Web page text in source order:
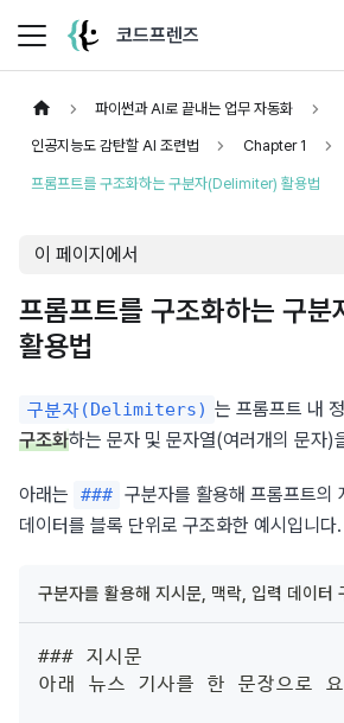
코드프렌즈
파이썬과 AI로 끝내는 업무 자동화
인공지능도 감탄할 AI 조련법 Chapter 1
프롬프트를 구조화하는 구분자(Delimiter) 활용법
이 페이지에서
프롬프트를 구조화하는 구
활용법
구분자(Delimiters) 는 프롬프트 내
구조화하는 문자 및 문자열(여러개의 문자)
아래는 ### 구분자를 활용해 프롬프트의
데이터를 블록 단위로 구조화한 예시입니다.
구분자를 활용해 지시문, 맥락, 입력 데이터
### 지시문
아래 뉴스 기사를 한 문장으로